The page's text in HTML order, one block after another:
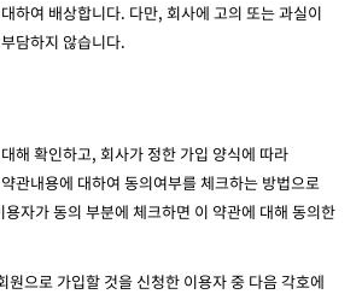
하여 배상합니다. 다만, 회사에 고의 또는 과실이
담하지 않습니다.
해 확인하고, 회사가 정한 가입 양식에 따라
관내용에 대하여 동의여부를 체크하는 방법으로
자가 동의 부분에 체크하면 이 약관에 대해 동의한
원으로 가입할 것을 신청한 이용자 중 다음 각호에